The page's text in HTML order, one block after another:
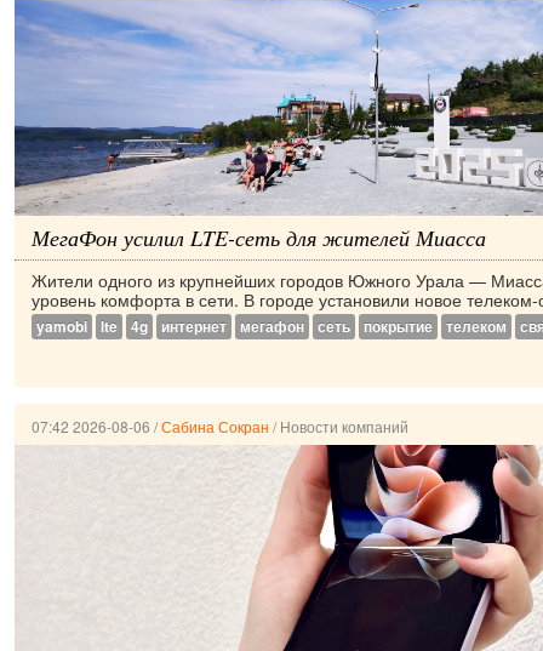
МегаФон усилил LTE-сеть для жителей Миасса
Жители одного из крупнейших городов Южного Урала —
уровень комфорта в сети. В городе установили новое
yamobi lte 4g интернет мегафон сеть покрытие телеком
07:42 2026-08-06 /Сабина Сокран /Новости компаний